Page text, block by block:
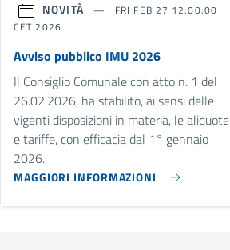
NOVITÀ
FRI FEB 27 12:00:00
CET 2026
Avviso pubblico IMU 2026
Il Consiglio Comunale con atto n. 1 del
26.02.2026, ha stabilito, ai sensi delle
vigenti disposizioni in materia, le aliquote
e tariffe, con efficacia dal 1° gennaio
2026.
MAGGIORI INFORMAZIONI